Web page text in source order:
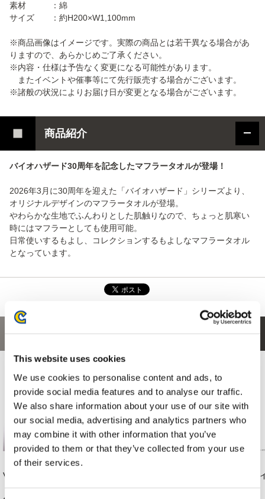
This website uses cookies
We use cookies to personalise content and ads, to
provide social media features and to analyse our traffic.
We also share information about your use of our site with
our social media, advertising and analytics partners who
may combine it with other information that you’ve
provided to them or that they’ve collected from your use
of their services.
素材 ：綿
サイズ ：約H200×W1,100mm
※商品画像はイメージです。実際の商品とは若干異なる場合があ
りますので、あらかじめご了承ください。
※内容・仕様は予告なく変更になる可能性があります。
またイベントや催事等にて先行販売する場合がございます。
※諸般の状況によりお届け日が変更となる場合がございます。
商品紹介
バイオハザード30周年を記念したマフラータオルが登場！
2026年3月に30周年を迎えた「バイオハザード」シリーズより、
オリジナルデザインのマフラータオルが登場。
やわらかな生地でふんわりとした肌触りなので、ちょっと肌寒い
時にはマフラーとしても使用可能。
日常使いするもよし、コレクションするもよしなマフラータオル
となっています。
あなたにおすすめの商品
VOXENATION ぬい
ぐるみ
年 アクリルスタ
年 アクリルスタ
年